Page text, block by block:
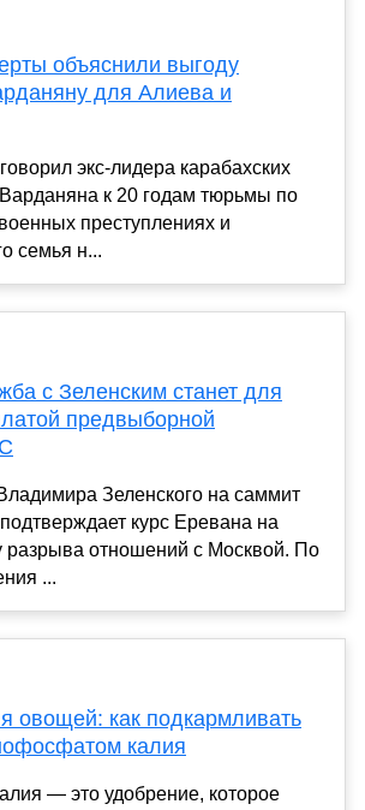
объяснили выгоду
для Алиева и
экс-лидера карабахских
к 20 годам тюрьмы по
преступлениях и
семья н...
с Зеленским станет для
предвыборной
Зеленского на саммит
курс Еревана на
разрыва отношений с Москвой. По
...
овощей: как подкармливать
калия
— это удобрение, которое